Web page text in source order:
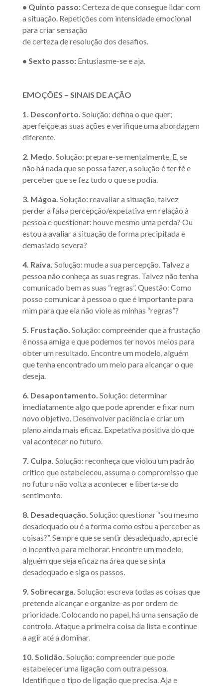
• Quinto passo:Certeza de que consegue lidar com
a situação. Repetições com intensidade emocional
para criar sensação
de certeza de resolução dos desafios.
• Sexto passo:Entusiasme-se e aja.
EMOÇÕES – SINAIS DE AÇÃO
1. Desconforto. Solução: defina o que quer;
aperfeiçoe as suas ações e verifique uma abordagem
diferente.
2. Medo. Solução: prepare-se mentalmente. E, se
não há nada que se possa fazer, a solução é ter fé e
perceber que se fez tudo o que se podia.
3. Mágoa. Solução: reavaliar a situação, talvez
perder a falsa percepção/expetativa em relação à
pessoa e questionar: houve mesmo uma perda? Ou
estou a avaliar a situação de forma precipitada e
demasiado severa?
4. Raiva. Solução: mude a sua percepção. Talvez a
pessoa não conheça as suas regras. Talvez não tenha
comunicado bem as suas “regras”. Questão: Como
posso comunicar à pessoa o que é importante para
mim para que ela não viole as minhas “regras”?
5. Frustação. Solução: compreender que a frustação
é nossa amiga e que podemos ter novos meios para
obter um resultado. Encontre um modelo, alguém
que tenha encontrado um meio para alcançar o que
deseja.
6. Desapontamento. Solução: determinar
imediatamente algo que pode aprender e fixar num
novo objetivo. Desenvolver paciência e criar um
plano ainda mais eficaz. Expetativa positiva do que
vai acontecer no futuro.
7. Culpa. Solução: reconheça que violou um padrão
crítico que estabeleceu, assuma o compromisso que
no futuro não volta a acontecer e liberta-se do
sentimento.
8. Desadequação. Solução: questionar “sou mesmo
desadequado ou é a forma como estou a perceber as
coisas?”. Sempre que se sentir desadequado, aprecie
o incentivo para melhorar. Encontre um modelo,
alguém que seja eficaz na área que se sinta
desadequado e siga os passos.
9. Sobrecarga. Solução: escreva todas as coisas que
pretende alcançar e organize-as por ordem de
prioridade. Colocando no papel, há uma sensação de
controlo. Ataque a primeira coisa da lista e continue
a agir até a dominar.
10. Solidão. Solução: compreender que pode
estabelecer uma ligação com outra pessoa.
Identifique o tipo de ligação que precisa. Aja e